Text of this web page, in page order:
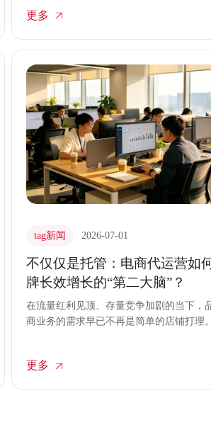
场应变迟缓等难题。数字化转型成为电商
适配产业升级趋势的关键路径。
国紧扣产业升级浪潮，以数字化转型为核
深耕专业电商代运营赛道，为品牌打造适
规、贴合市场趋势的精细化运营服务
更多
tag新闻 2026-07-01
不仅仅是托管：电商代运营如
牌长效增长的“第二大脑”？
在流量红利见顶、存量竞争加剧的当下，
商业务的需求早已不再是简单的店铺打理
略官”的角色跃迁。对于寻求突破的品牌而
更多